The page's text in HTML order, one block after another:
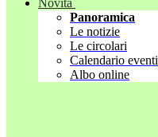
Novità
Panoramica
Le notizie
Le circolari
Calendario eventi
Albo online